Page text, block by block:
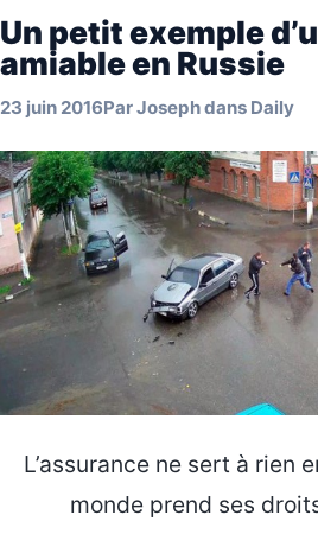
Un petit exemple
amiable en Russie
23 juin 2016ParJosephdans Daily
L’assurance ne sert à rien
monde prend ses